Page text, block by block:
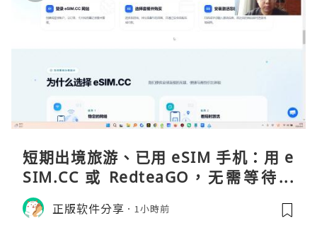
短期出境旅游、已用 eSIM 手机：用 e
SIM.CC 或 RedteaGO，无需等待收
货。需要“当地号码 + 通话短信”（如
打车、外卖、客户联络）：优先 Redt
正版软件分享 1小時前